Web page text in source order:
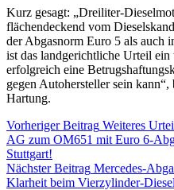
Kurz gesagt: „Dreiliter-
flächendeckend vom
der Abgasnorm Euro 5 als auch
ist das landgerichtliche Urteil
erfolgreich eine
gegen Autohersteller sein
Hartung.
Vorheriger Beitrag Weiteres
AG zum OM651 mit Euro 6-
Stuttgart!
Nächster Beitrag Mercedes-
Klarheit beim Vierzylinder-